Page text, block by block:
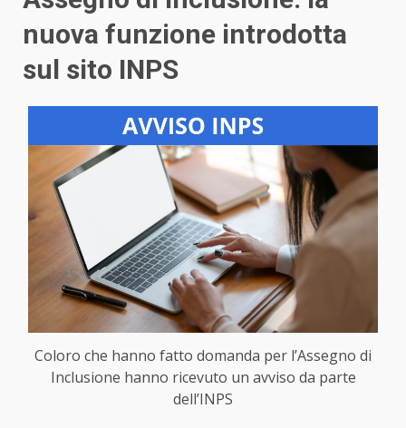
nuova funzione introdotta
sul sito INPS
Coloro che hanno fatto domanda per l’Assegno di
Inclusione hanno ricevuto un avviso da parte
dell’INPS